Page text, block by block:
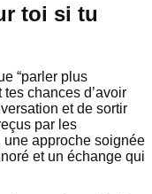
toi si tu
“parler plus
chances d’avoir
et de sortir
par les
approche soignée
et un échange qui